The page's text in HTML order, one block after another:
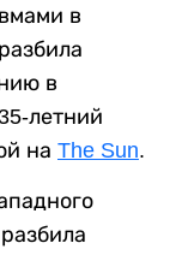
в
в
летний
на The Sun.